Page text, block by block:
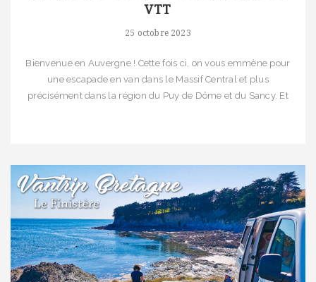
VTT
25 octobre 2023
Bienvenue en Auvergne ! Cette fois ci, on vous emmène pour
une escapade en van dans le Massif Central et plus
précisément dans la région du Puy de Dôme et du Sancy. Et